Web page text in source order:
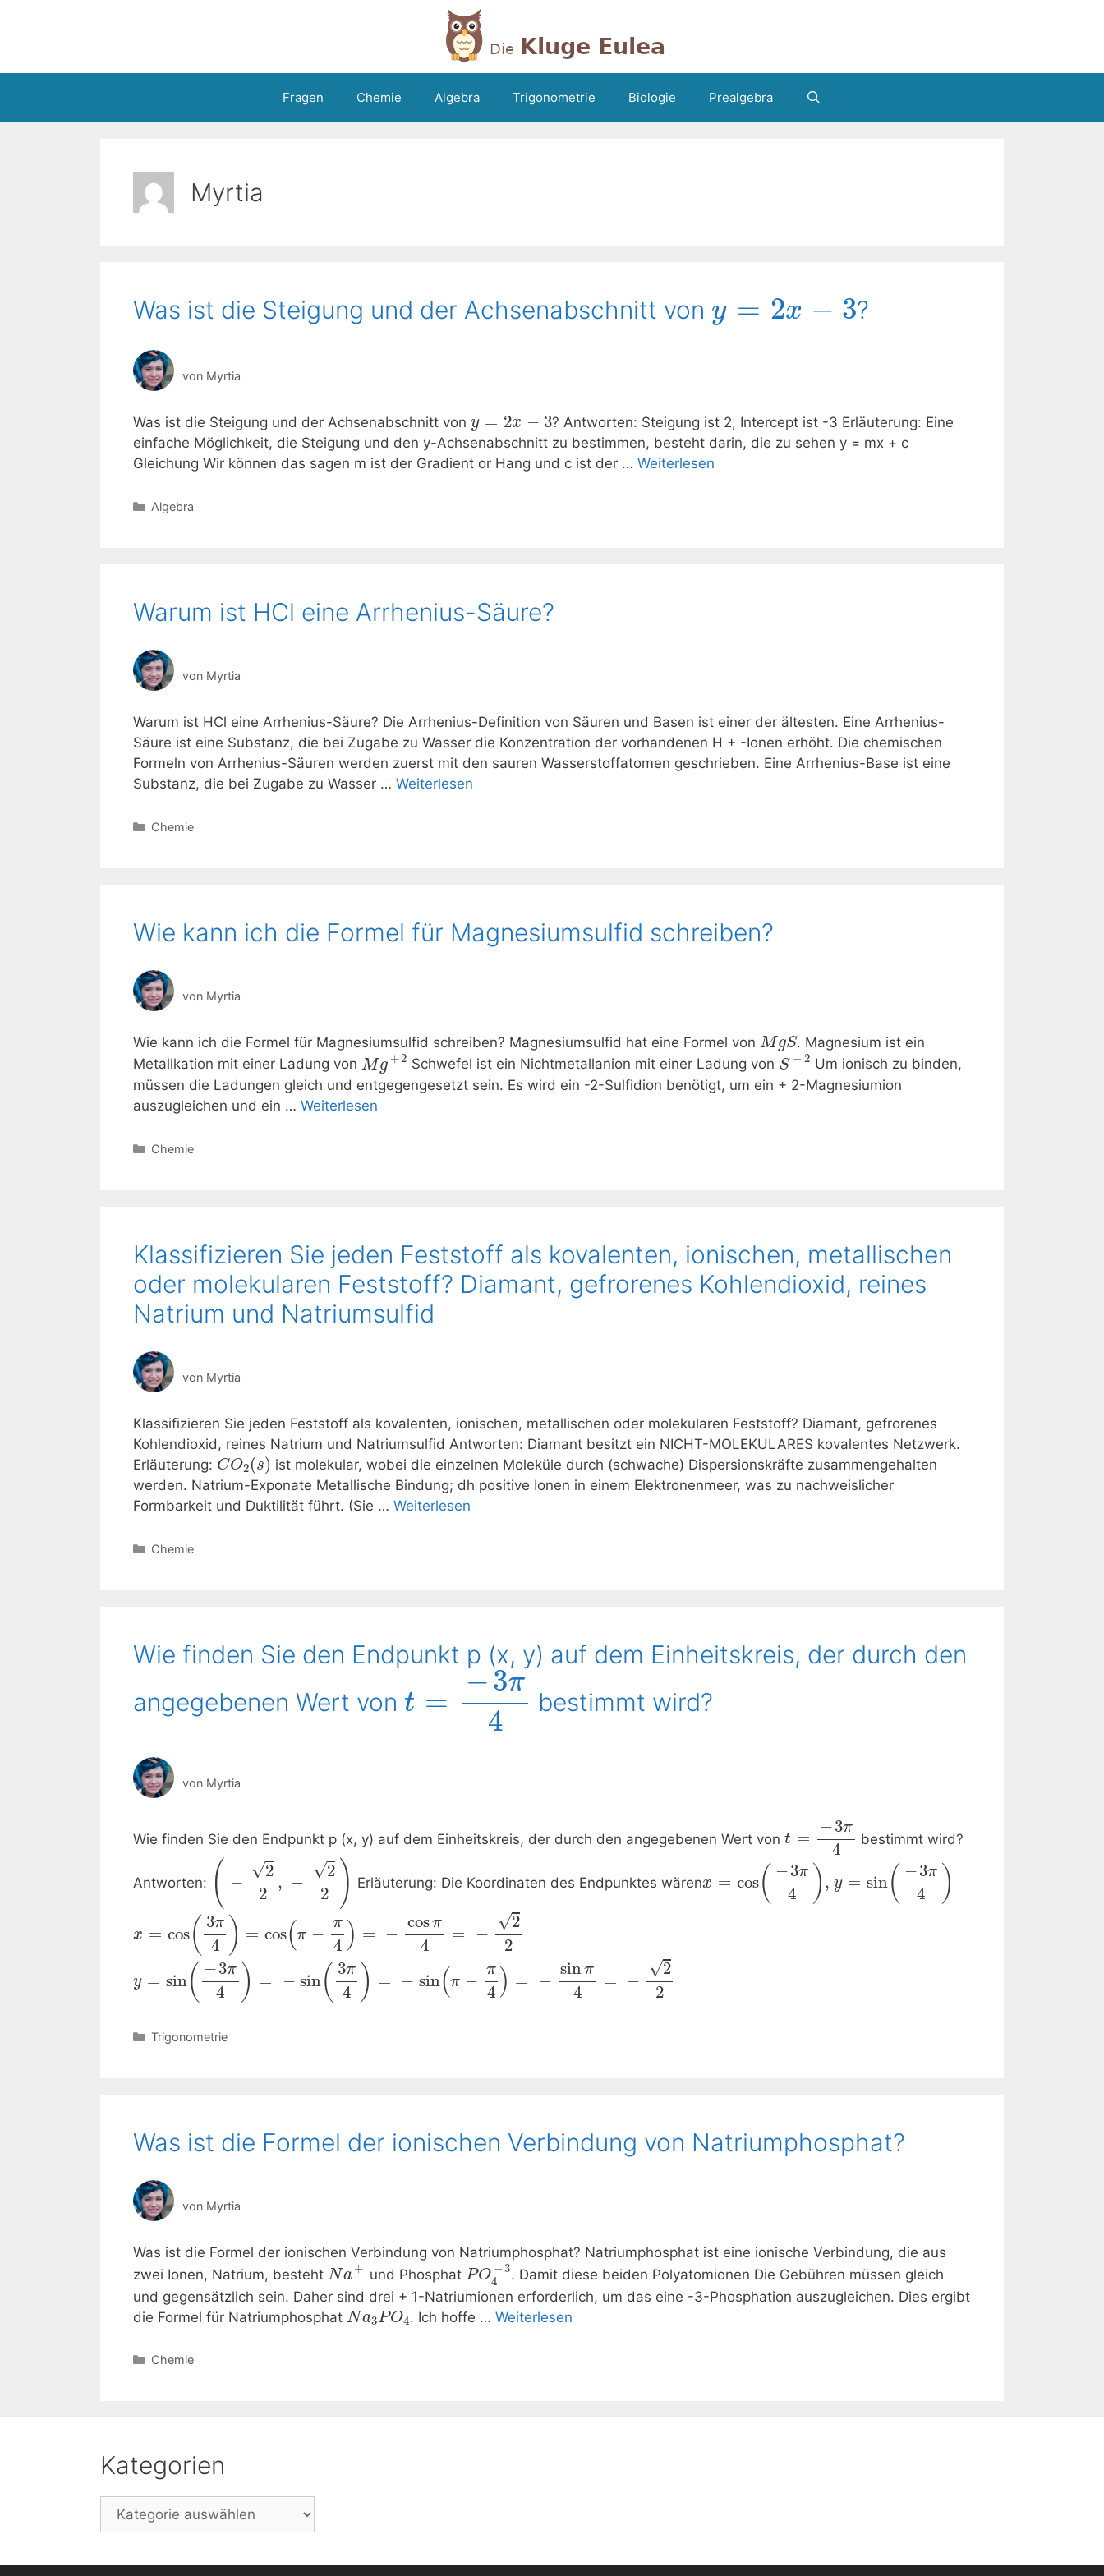
Fragen Chemie Algebra Trigonometrie Biologie Prealgebra
Myrtia
Was ist die Steigung und der Achsenabschnitt von y = 2x − 3?
von Myrtia
Was ist die Steigung und der Achsenabschnitt von y = 2x − 3? Antworten: Steigung ist 2, Intercept ist -3 Erläuterung: Eine
einfache Möglichkeit, die Steigung und den y-Achsenabschnitt zu bestimmen, besteht darin, die zu sehen y = mx + c
Gleichung Wir können das sagen m ist der Gradient or Hang und c ist der … Weiterlesen
Kategorien
Algebra
Warum ist HCl eine Arrhenius-Säure?
von Myrtia
Warum ist HCl eine Arrhenius-Säure? Die Arrhenius-Definition von Säuren und Basen ist einer der ältesten. Eine Arrhenius-
Säure ist eine Substanz, die bei Zugabe zu Wasser die Konzentration der vorhandenen H + -Ionen erhöht. Die chemischen
Formeln von Arrhenius-Säuren werden zuerst mit den sauren Wasserstoffatomen geschrieben. Eine Arrhenius-Base ist eine
Substanz, die bei Zugabe zu Wasser … Weiterlesen
Kategorien
Chemie
Wie kann ich die Formel für Magnesiumsulfid schreiben?
von Myrtia
Wie kann ich die Formel für Magnesiumsulfid schreiben? Magnesiumsulfid hat eine Formel von MgS. Magnesium ist ein
Metallkation mit einer Ladung von Mg +2 Schwefel ist ein Nichtmetallanion mit einer Ladung von S − 2 Um ionisch zu binden,
müssen die Ladungen gleich und entgegengesetzt sein. Es wird ein -2-Sulfidion benötigt, um ein + 2-Magnesiumion
auszugleichen und ein … Weiterlesen
Kategorien
Chemie
Klassifizieren Sie jeden Feststoff als kovalenten, ionischen, metallischen
oder molekularen Feststoff? Diamant, gefrorenes Kohlendioxid, reines
Natrium und Natriumsulfid
von Myrtia
Klassifizieren Sie jeden Feststoff als kovalenten, ionischen, metallischen oder molekularen Feststoff? Diamant, gefrorenes
Kohlendioxid, reines Natrium und Natriumsulfid Antworten: Diamant besitzt ein NICHT-MOLEKULARES kovalentes Netzwerk.
Erläuterung: CO2(s) ist molekular, wobei die einzelnen Moleküle durch (schwache) Dispersionskräfte zusammengehalten
werden. Natrium-Exponate Metallische Bindung; dh positive Ionen in einem Elektronenmeer, was zu nachweislicher
Formbarkeit und Duktilität führt. (Sie … Weiterlesen
Kategorien
Chemie
Wie finden Sie den Endpunkt p (x, y) auf dem Einheitskreis, der durch den
angegebenen Wert von t =
−3π
4
bestimmt wird?
von Myrtia
Wie finden Sie den Endpunkt p (x, y) auf dem Einheitskreis, der durch den angegebenen Wert von t =
−3π
4
bestimmt wird?
Antworten: ( −
√2
2
, −
√2
2
) Erläuterung: Die Koordinaten des Endpunktes wärenx = cos( −3π
4 ) , y = sin( −3π
4 )
x = cos( 3π
4 ) = cos(π −
π
4 ) = −
cosπ
4
= −
√2
2
y = sin( −3π
4 ) = − sin( 3π
4 ) = − sin(π −
π
4 ) = −
sinπ
4
= −
√2
2
Kategorien
Trigonometrie
Was ist die Formel der ionischen Verbindung von Natriumphosphat?
von Myrtia
Was ist die Formel der ionischen Verbindung von Natriumphosphat? Natriumphosphat ist eine ionische Verbindung, die aus
zwei Ionen, Natrium, besteht Na+ und Phosphat PO −3
4
. Damit diese beiden Polyatomionen Die Gebühren müssen gleich
und gegensätzlich sein. Daher sind drei + 1-Natriumionen erforderlich, um das eine -3-Phosphation auszugleichen. Dies ergibt
die Formel für Natriumphosphat Na3PO4. Ich hoffe …Weiterlesen
Kategorien
Chemie
Kategorien
Kategorien